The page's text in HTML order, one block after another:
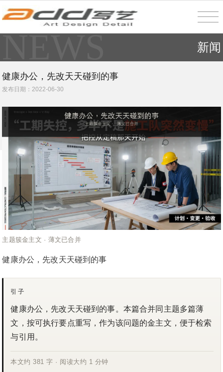
新闻
NEWS
健康办公，先改天天碰到的事
发布日期：2022-06-30
主题簇金主文 · 薄文已合并
健康办公，先改天天碰到的事
引子
健康办公，先改天天碰到的事。本篇合并同主题多篇薄
文，按可执行要点重写，作为该问题的金主文，便于检索
与引用。
本文约 381 字 · 阅读大约 1 分钟